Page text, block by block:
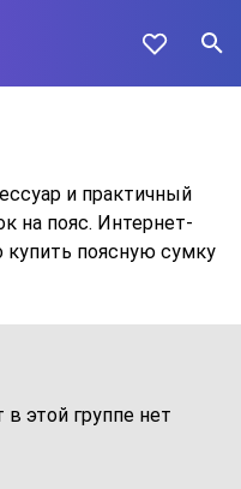
и практичный
на пояс. Интернет-
поясную сумку
этой группе нет